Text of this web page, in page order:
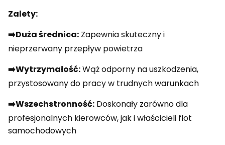
Zalety:
➡️Duża średnica: Zapewnia skuteczny i
nieprzerwany przepływ powietrza
➡️Wytrzymałość:Wąż odporny na uszkodzenia,
przystosowany do pracy w trudnych warunkach
➡️Wszechstronność: Doskonały zarówno dla
profesjonalnych kierowców, jak i właścicieli flot
samochodowych